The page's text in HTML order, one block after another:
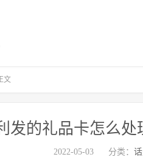
文
发的礼品卡怎么
2022-05-03 分类：